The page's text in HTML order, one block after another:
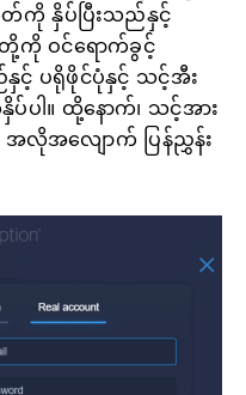
တ်ကို နှိပ်ပြီးသည်နှင့်
တို့ကို ဝင်ရောက်ခွင့်
င့် ပရိုဖိုင်ပုံနှင့် သင့်အီး
ပါ။ ထို့နောက်၊ သင့်အား
အလိုအလျောက် ပြန်ညွှန်း